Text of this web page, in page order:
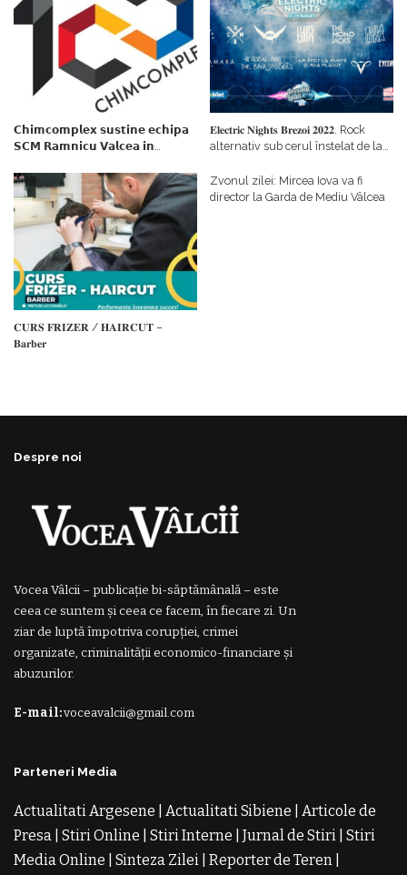
𝗖𝗵𝗶𝗺𝗰𝗼𝗺𝗽𝗹𝗲𝘅 𝘀𝘂𝘀𝘁𝗶𝗻𝗲 𝗲𝗰𝗵𝗶𝗽𝗮
𝗦𝗖𝗠 𝗥𝗮𝗺𝗻𝗶𝗰𝘂 𝗩𝗮𝗹𝗰𝗲𝗮 𝗶𝗻
𝗳𝗶𝗻𝗮𝗻𝘁𝗮𝘁𝗼𝗿
𝐄𝐥𝐞𝐜𝐭𝐫𝐢𝐜 𝐍𝐢𝐠𝐡𝐭𝐬 𝐁𝐫𝐞𝐳𝐨𝐢 𝟐𝟎𝟐𝟐. Rock
alternativ sub cerul înstelat de la
𝐂𝐔𝐑𝐒 𝐅𝐑𝐈𝐙𝐄𝐑 / 𝐇𝐀𝐈𝐑𝐂𝐔𝐓 –
𝐁𝐚𝐫𝐛𝐞𝐫
Zvonul zilei: Mircea Iova va fi
director la Garda de Mediu Vâlcea
Despre noi
Vocea Vâlcii – publicație bi-săptămânală – este
ceea ce suntem și ceea ce facem, în fiecare zi. Un
ziar de luptă împotriva corupției, crimei
organizate, criminalității economico-financiare și
abuzurilor.
E-mail:voceavalcii@gmail.com
Parteneri Media
Actualitati Argesene Actualitati Sibiene
Articole de
Presa Stiri Online Stiri Interne Jurnal de Stiri Stiri
Media Online
Sinteza Zilei Reporter de Teren